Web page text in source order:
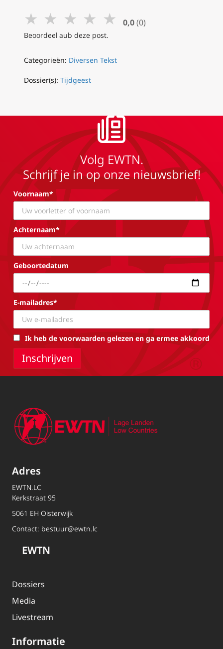
★ ★ ★ ★ ★ 0,0 (0)
Beoordeel aub deze post.
Categorieën: Diversen Tekst
Dossier(s): Tijdgeest
Volg EWTN.
Schrijf je in op onze nieuwsbrief!
Voornaam*
Achternaam*
Geboortedatum
E-mailadres*
Ik heb de voorwaarden gelezen en ga ermee akkoord
Adres
EWTN.LC
Kerkstraat 95
5061 EH Oisterwijk
Contact: bestuur@ewtn.lc
EWTN
Dossiers
Media
Livestream
Informatie